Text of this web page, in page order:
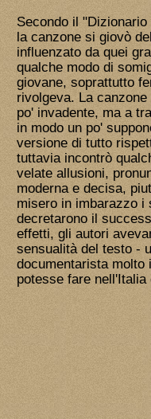
Secondo il
la canzone si giovò
influenzato da quei
qualche modo di
giovane, soprattutto
rivolgeva. La
po' invadente, ma a
in modo un po'
versione di tutto
tuttavia incontrò
velate allusioni,
moderna e decisa,
misero in imbarazzo i
decretarono il
effetti, gli autori
sensualità del testo -
documentarista molto
potesse fare nell'Italia